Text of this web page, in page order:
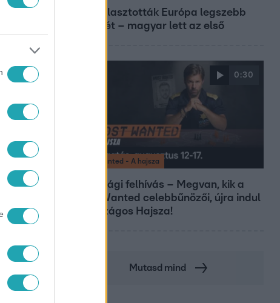
Megválasztották Európa legszebb
épületét – magyar lett az első
0:30
Most Wanted - A hajsza
Lakossági felhívás – Megvan, kik a
Most Wanted celebbűnözői, újra indul
az országos Hajsza!
Mutasd mind